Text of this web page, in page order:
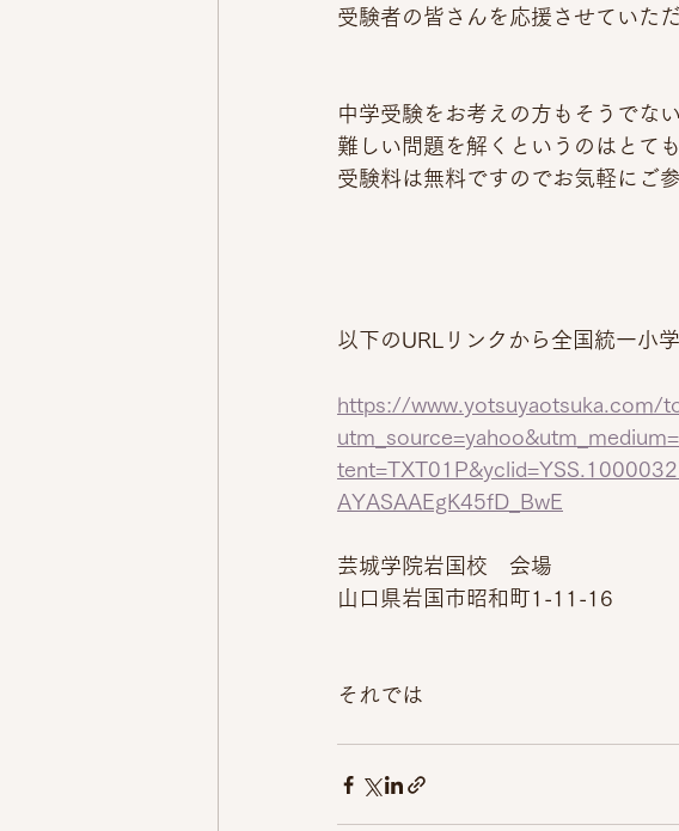
受験者の皆さんを応援させていただ
中学受験をお考えの方もそうでな
難しい問題を解くというのはとて
受験料は無料ですのでお気軽にご
以下のURLリンクから全国統一小
https://www.yotsuyaotsuka.com/
AYASAAEgK45fD_BwE
芸城学院岩国校　会場
山口県岩国市昭和町1-11-16
それでは